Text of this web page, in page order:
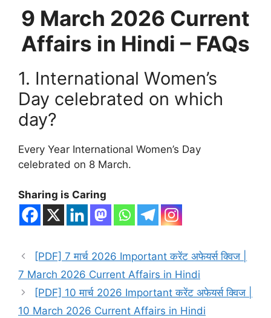
9 March 2026 Current
Affairs in Hindi – FAQs
1. International Women’s
Day celebrated on which
day?
Every Year International Women’s Day
celebrated on 8 March.
Sharing is Caring
[PDF] 7 मार्च 2026 Important करेंट अफेयर्स क्विज |
7 March 2026 Current Affairs in Hindi
[PDF] 10 मार्च 2026 Important करेंट अफेयर्स क्विज |
10 March 2026 Current Affairs in Hindi